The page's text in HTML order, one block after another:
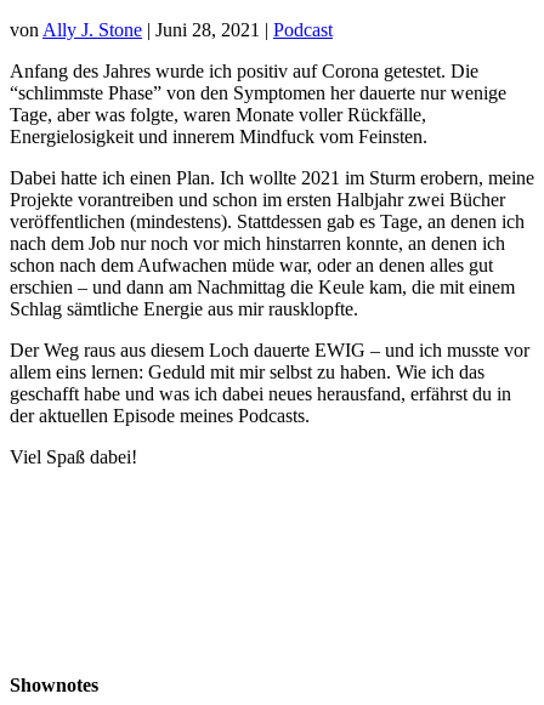
von Ally J. Stone | Juni 28, 2021 | Podcast
Anfang des Jahres wurde ich positiv auf Corona getestet. Die
“schlimmste Phase” von den Symptomen her dauerte nur wenige
Tage, aber was folgte, waren Monate voller Rückfälle,
Energielosigkeit und innerem Mindfuck vom Feinsten.
Dabei hatte ich einen Plan. Ich wollte 2021 im Sturm erobern, meine
Projekte vorantreiben und schon im ersten Halbjahr zwei Bücher
veröffentlichen (mindestens). Stattdessen gab es Tage, an denen ich
nach dem Job nur noch vor mich hinstarren konnte, an denen ich
schon nach dem Aufwachen müde war, oder an denen alles gut
erschien – und dann am Nachmittag die Keule kam, die mit einem
Schlag sämtliche Energie aus mir rausklopfte.
Der Weg raus aus diesem Loch dauerte EWIG – und ich musste vor
allem eins lernen: Geduld mit mir selbst zu haben. Wie ich das
geschafft habe und was ich dabei neues herausfand, erfährst du in
der aktuellen Episode meines Podcasts.
Viel Spaß dabei!
Shownotes